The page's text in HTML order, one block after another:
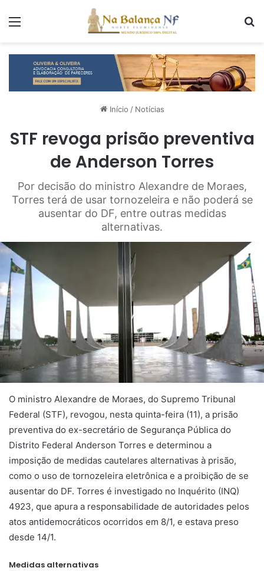
Início / Notícias
STF revoga prisão preventiva
de Anderson Torres
Por decisão do ministro Alexandre de Moraes,
Torres terá de usar tornozeleira e não poderá se
ausentar do DF, entre outras medidas
alternativas.
O ministro Alexandre de Moraes, do Supremo Tribunal
Federal (STF), revogou, nesta quinta-feira (11), a prisão
preventiva do ex-secretário de Segurança Pública do
Distrito Federal Anderson Torres e determinou a
imposição de medidas cautelares alternativas à prisão,
como o uso de tornozeleira eletrônica e a proibição de se
ausentar do DF. Torres é investigado no Inquérito (INQ)
4923, que apura a responsabilidade de autoridades pelos
atos antidemocráticos ocorridos em 8/1, e estava preso
desde 14/1.
Medidas alternativas